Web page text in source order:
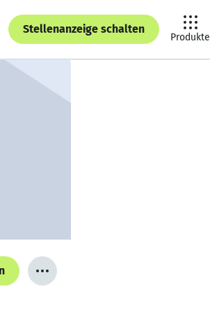
Stellenanzeige schalten
Produkte